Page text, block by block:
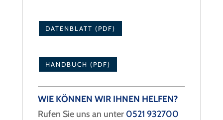
DATENBLATT (PDF)
HANDBUCH (PDF)
WIE KÖNNEN WIR IHNEN HELFEN?
Rufen Sie uns an unter 0521 932700